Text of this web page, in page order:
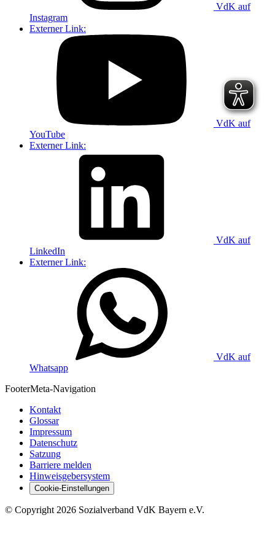
VdK auf
Instagram
Externer Link:
VdK auf
YouTube
Externer Link:
VdK auf
LinkedIn
Externer Link:
VdK auf
Whatsapp
FooterMeta-Navigation
Kontakt
Glossar
Impressum
Datenschutz
Satzung
Barriere melden
Hinweisgebersystem
Cookie-Einstellungen
© Copyright 2026 Sozialverband VdK Bayern e.V.